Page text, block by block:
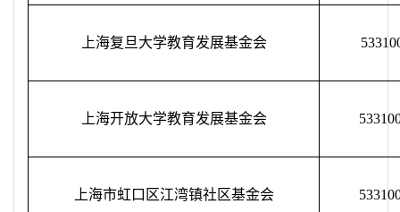
上海复旦大学教育发展基金会
上海开放大学教育发展基金会
上海市虹口区江湾镇社区基金会